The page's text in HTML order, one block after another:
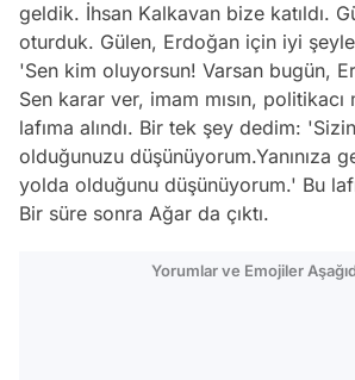
geldik. İhsan Kalkavan bize katıldı.
oturduk. Gülen, Erdoğan için iyi
'Sen kim oluyorsun! Varsan bugün,
Sen karar ver, imam mısın, politikacı
lafıma alındı. Bir tek şey dedim:
olduğunuzu düşünüyorum.Yanınıza
yolda olduğunu düşünüyorum.' Bu
Bir süre sonra Ağar da çıktı.
Yorumlar ve Emojiler